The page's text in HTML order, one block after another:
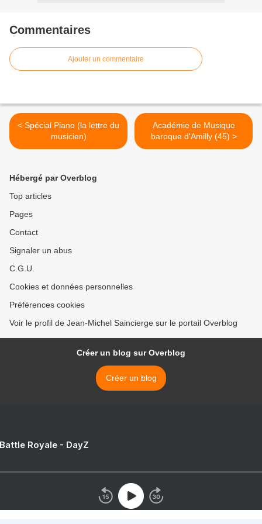
Commentaires
Ajouter un commentaire
< Spécial Piano (la lettre du
musicien)
Académie de Musique
baroque d'Amilly (45) >
Hébergé par Overblog
Top articles
Pages
Contact
Signaler un abus
C.G.U.
Cookies et données personnelles
Préférences cookies
Voir le profil de Jean-Michel Saincierge sur le portail Overblog
Créer un blog sur Overblog
Créer un blog
Royale - DayZ